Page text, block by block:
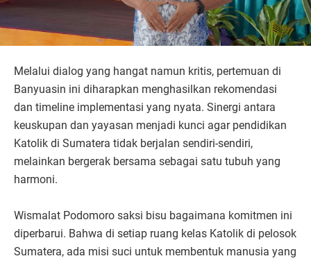
Melalui dialog yang hangat namun kritis, pertemuan di
Banyuasin ini diharapkan menghasilkan rekomendasi
dan timeline implementasi yang nyata. Sinergi antara
keuskupan dan yayasan menjadi kunci agar pendidikan
Katolik di Sumatera tidak berjalan sendiri-sendiri,
melainkan bergerak bersama sebagai satu tubuh yang
harmoni.
Wismalat Podomoro saksi bisu bagaimana komitmen ini
diperbarui. Bahwa di setiap ruang kelas Katolik di pelosok
Sumatera, ada misi suci untuk membentuk manusia yang